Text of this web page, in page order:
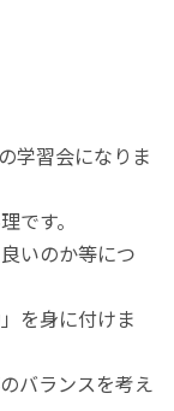
学習会になりま
です。
いのか等につ
を身に付けま
バランスを考え